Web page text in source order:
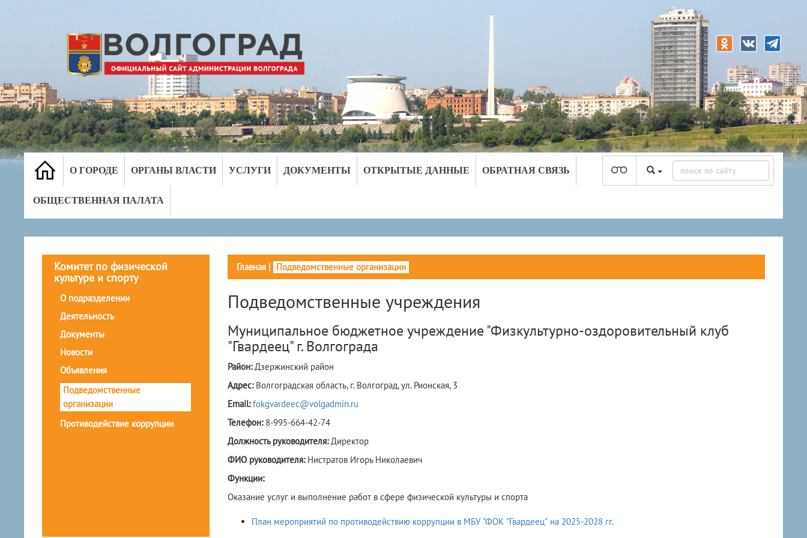
О ГОРОДЕ ОРГАНЫ ВЛАСТИ УСЛУГИ ДОКУМЕНТЫ ОТКРЫТЫЕ ДАННЫЕ ОБРАТНАЯ СВЯЗЬ
ОБЩЕСТВЕННАЯ ПАЛАТА
Комитет по физической
культуре и спорту
О подразделении
Деятельность
Документы
Новости
Объявления
Подведомственные
организации
Противодействие коррупции
Главная| Подведомственные организации
Подведомственные учреждения
Муниципальное бюджетное учреждение "Физкультурно-оздоровительный клуб
"Гвардеец" г. Волгограда
Район:Дзержинский район
Адрес: Волгоградская область, г. Волгоград, ул. Рионская, 3
Email:fokgvardeec@volgadmin.ru
Телефон: 8-995-664-42-74
Должность руководителя:Директор
ФИО руководителя: Нистратов Игорь Николаевич
Функции:
Оказание услуг и выполнение работ в сфере физической культуры и спорта
План мероприятий по противодействию коррупции в МБУ "ФОК "Гвардеец" на 2025-2028 гг.